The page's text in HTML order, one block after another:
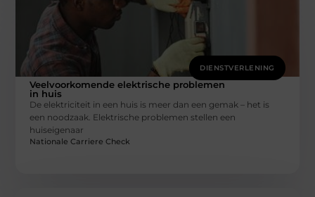
DIENSTVERLENING
Veelvoorkomende elektrische problemen
in huis
De elektriciteit in een huis is meer dan een gemak – het is
een noodzaak. Elektrische problemen stellen een
huiseigenaar
Nationale Carriere Check